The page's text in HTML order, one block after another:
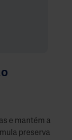
e mantém a
preserva